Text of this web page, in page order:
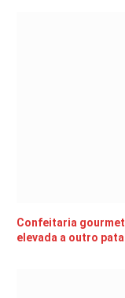
Confeitaria
elevada a outro